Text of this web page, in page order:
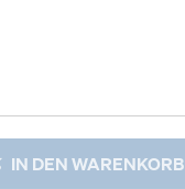
IN DEN WARENKORB